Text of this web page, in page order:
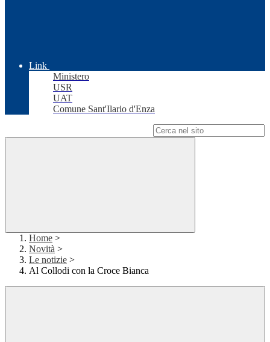
Link
Ministero
USR
UAT
Comune Sant'Ilario d'Enza
Home >
Novità >
Le notizie >
Al Collodi con la Croce Bianca